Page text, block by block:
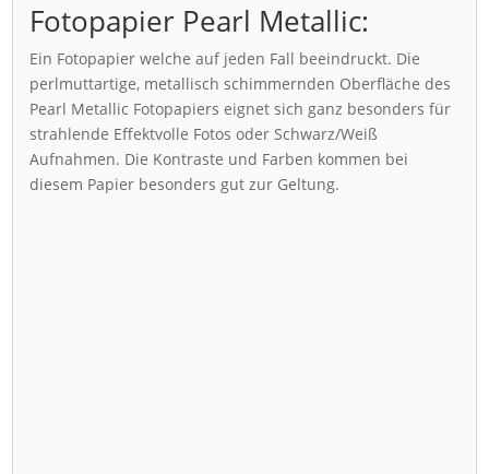
Fotopapier Pearl Metallic:
Ein Fotopapier welche auf jeden Fall beeindruckt. Die
perlmuttartige, metallisch schimmernden Oberfläche des
Pearl Metallic Fotopapiers eignet sich ganz besonders für
strahlende Effektvolle Fotos oder Schwarz/Weiß
Aufnahmen. Die Kontraste und Farben kommen bei
diesem Papier besonders gut zur Geltung.